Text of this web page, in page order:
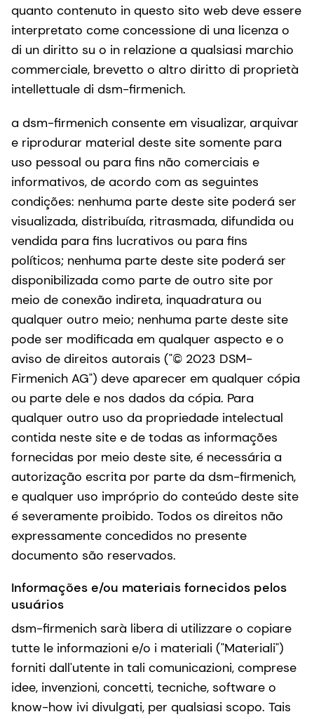
quanto contenuto in questo sito web deve essere
interpretato come concessione di una licenza o
di un diritto su o in relazione a qualsiasi marchio
commerciale, brevetto o altro diritto di proprietà
intellettuale di dsm-firmenich.
a dsm-firmenich consente em visualizar, arquivar
e riprodurar material deste site somente para
uso pessoal ou para fins não comerciais e
informativos, de acordo com as seguintes
condições: nenhuma parte deste site poderá ser
visualizada, distribuída, ritrasmada, difundida ou
vendida para fins lucrativos ou para fins
políticos; nenhuma parte deste site poderá ser
disponibilizada como parte de outro site por
meio de conexão indireta, inquadratura ou
qualquer outro meio; nenhuma parte deste site
pode ser modificada em qualquer aspecto e o
aviso de direitos autorais ("© 2023 DSM-
Firmenich AG") deve aparecer em qualquer cópia
ou parte dele e nos dados da cópia. Para
qualquer outro uso da propriedade intelectual
contida neste site e de todas as informações
fornecidas por meio deste site, é necessária a
autorização escrita por parte da dsm-firmenich,
e qualquer uso impróprio do conteúdo deste site
é severamente proibido. Todos os direitos não
expressamente concedidos no presente
documento são reservados.
Informações e/ou materiais fornecidos pelos
usuários
dsm-firmenich sarà libera di utilizzare o copiare
tutte le informazioni e/o i materiali ("Materiali")
forniti dall'utente in tali comunicazioni, comprese
idee, invenzioni, concetti, tecniche, software o
know-how ivi divulgati, per qualsiasi scopo. Tais